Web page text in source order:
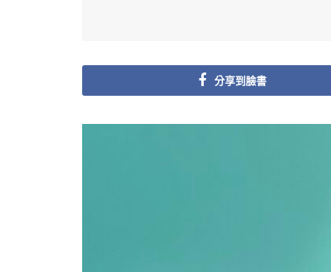
分享到臉書